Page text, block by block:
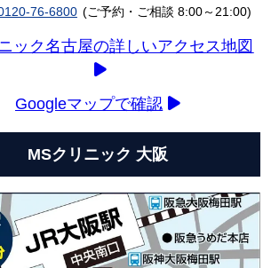
76-6800 (ご予約・ご相談 8:00～21:00)
ック名古屋の詳しいアクセス地図
Googleマップで確認
MSクリニック 大阪